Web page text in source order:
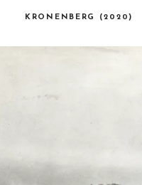
KRONENBERG (2020)